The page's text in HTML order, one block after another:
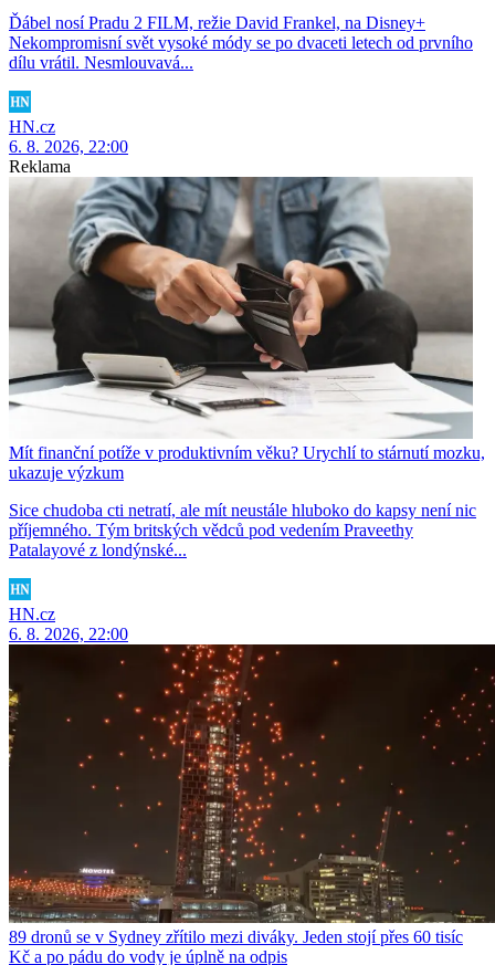
Ďábel nosí Pradu 2 FILM, režie David Frankel, na Disney+
Nekompromisní svět vysoké módy se po dvaceti letech od prvního
dílu vrátil. Nesmlouvavá...
HN.cz
6. 8. 2026, 22:00
Reklama
Mít finanční potíže v produktivním věku? Urychlí to stárnutí mozku,
ukazuje výzkum
Sice chudoba cti netratí, ale mít neustále hluboko do kapsy není nic
příjemného. Tým britských vědců pod vedením Praveethy
Patalayové z londýnské...
HN.cz
6. 8. 2026, 22:00
89 dronů se v Sydney zřítilo mezi diváky. Jeden stojí přes 60 tisíc
Kč a po pádu do vody je úplně na odpis